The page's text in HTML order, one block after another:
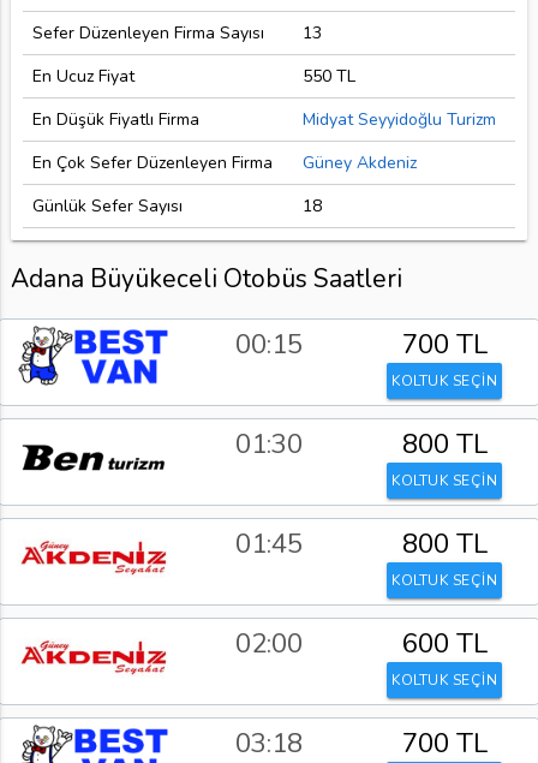
Sefer Düzenleyen Firma Sayısı
13
En Ucuz Fiyat
550 TL
En Düşük Fiyatlı Firma
Midyat Seyyidoğlu Turizm
En Çok Sefer Düzenleyen Firma
Güney Akdeniz
Günlük Sefer Sayısı
18
Adana Büyükeceli Otobüs Saatleri
00:15 700 TL
KOLTUK SEÇİN
01:30 800 TL
KOLTUK SEÇİN
01:45 800 TL
KOLTUK SEÇİN
02:00 600 TL
KOLTUK SEÇİN
03:18 700 TL